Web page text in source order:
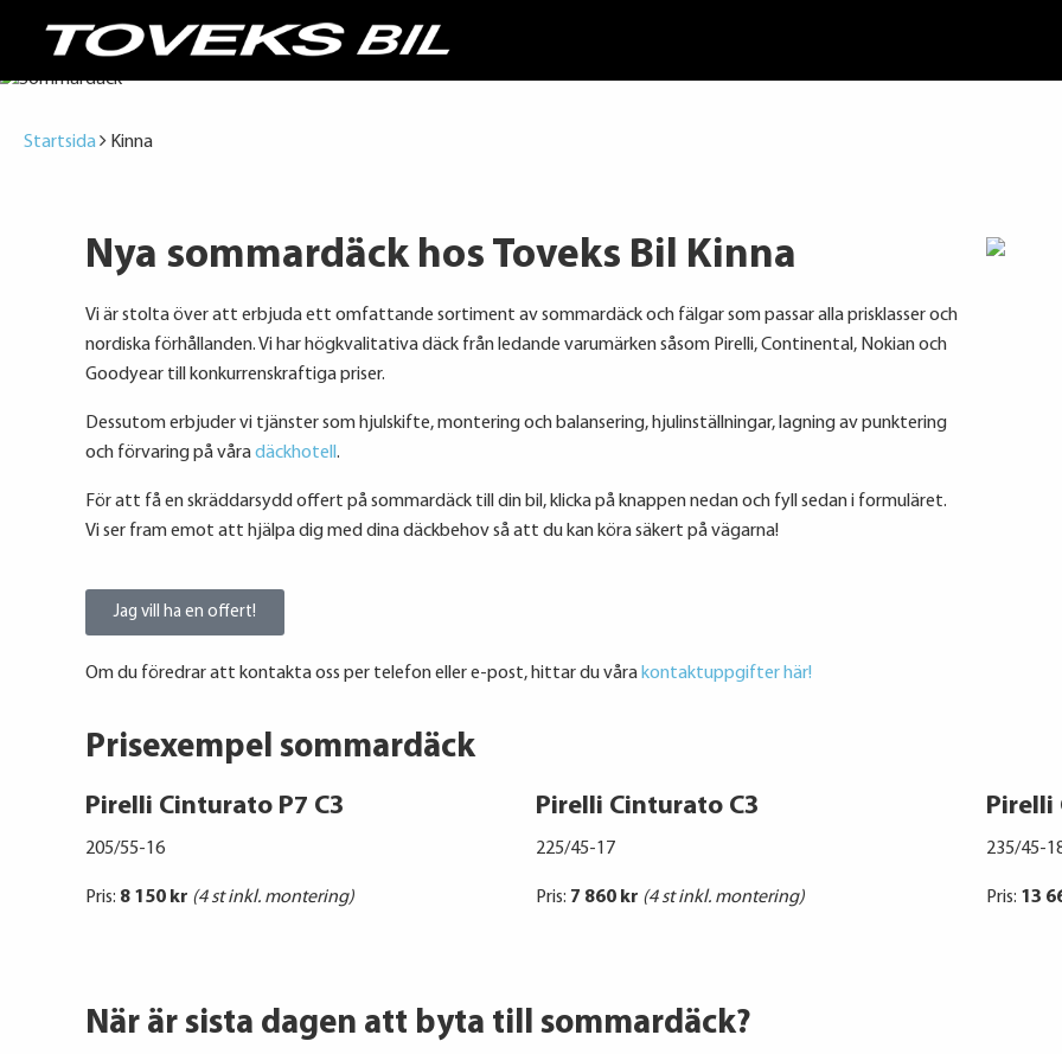
Startsida Kinna
Nya sommardäck hos Toveks Bil Kinna
Vi är stolta över att erbjuda ett omfattande sortiment av sommardäck och fälgar som passar alla prisklasser och
nordiska förhållanden. Vi har högkvalitativa däck från ledande varumärken såsom Pirelli, Continental, Nokian och
Goodyear till konkurrenskraftiga priser.
Dessutom erbjuder vi tjänster som hjulskifte, montering och balansering, hjulinställningar, lagning av punktering
och förvaring på våradäckhotell.
För att få en skräddarsydd offert på sommardäck till din bil, klicka på knappen nedan och fyll sedan i formuläret.
Vi ser fram emot att hjälpa dig med dina däckbehov så att du kan köra säkert på vägarna!
Jag vill ha en offert!
Om du föredrar att kontakta oss per telefon eller e-post, hittar du vårakontaktuppgifter här!
Prisexempel sommardäck
Pirelli Cinturato P7 C3
205/55-16
Pris: 8 150 kr (4 st inkl. montering)
Pirelli Cinturato C3
225/45-17
Pris: 7 860 kr (4 st inkl. montering)
Pirelli
235/45-
Pris: 13
När är sista dagen att byta till sommardäck?​